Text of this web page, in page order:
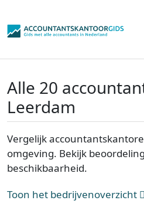
Alle 20
Leerdam
Vergelijk
omgeving. Bekijk
beschikbaarheid.
Toon het bedrijvenoverzicht